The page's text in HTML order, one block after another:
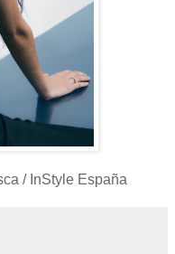
/ InStyle España